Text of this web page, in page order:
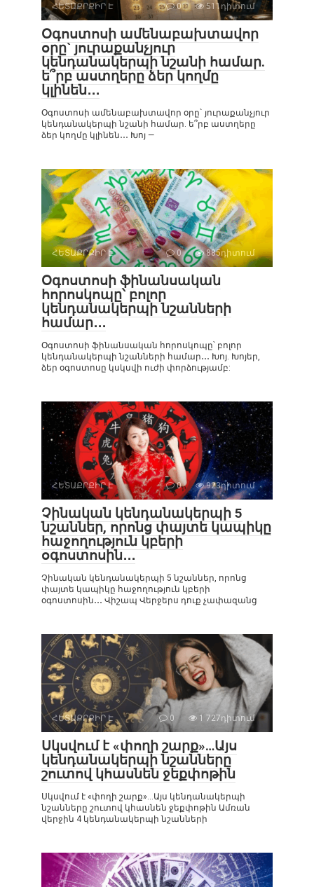
ՀԵՏԱՔՐՔԻՐ Է 0 511դիտում
Օգոստոսի ամենաբախտավոր
օրը` յուրաքանչյուր
կենդանակերպի նշանի համար.
ե՞րբ աստղերը ձեր կողմը
կլինեն․․․
Օգոստոսի ամենաբախտավոր օրը` յուրաքանչյուր
կենդանակերպի նշանի համար. ե՞րբ աստղերը
ձեր կողմը կլինեն․․․ Խոյ —
ՀԵՏԱՔՐՔԻՐ Է 0 885դիտում
Օգոստոսի ֆինանսական
հորոսկոպը՝ բոլոր
կենդանակերպի նշանների
համար․․․
Օգոստոսի ֆինանսական հորոսկոպը՝ բոլոր
կենդանակերպի նշանների համար․․․ Խոյ. Խոյեր,
ձեր օգոստոսը կսկսվի ուժի փորձությամբ:
ՀԵՏԱՔՐՔԻՐ Է 0 923դիտում
Չինական կենդանակերպի 5
նշաններ, որոնց փայտե կապիկը
հաջողություն կբերի
օգոստոսին․․․
Չինական կենդանակերպի 5 նշաններ, որոնց
փայտե կապիկը հաջողություն կբերի
օգոստոսին․․․ Վիշապ Վերջերս դուք չափազանց
ՀԵՏԱՔՐՔԻՐ Է 0 1 727դիտում
Սկսվում է «փողի շարք»…Այս
կենդանակերպի նշանները
շուտով կհասնեն ջեքփոթին
Սկսվում է «փողի շարք»…Այս կենդանակերպի
նշանները շուտով կհասնեն ջեքփոթին Ամռան
վերջին 4 կենդանակերպի նշանների